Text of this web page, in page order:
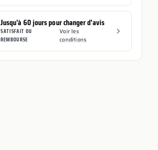
Jusqu'à 60 jours pour changer d'avis
SATISFAIT OU
REMBOURSE
·Voir les
conditions